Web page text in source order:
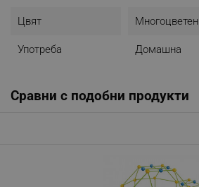
Цвят Многоцветен
Употреба Домашна
Сравни с подобни продукти